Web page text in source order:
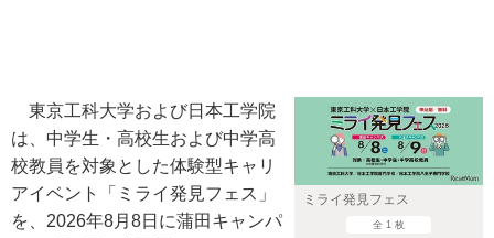
ミライ発見フェス
全 1 枚
東京工科大学および日本工学院
は、中学生・高校生および中学高
校教員を対象とした体験型キャリ
アイベント「ミライ発見フェス」
を、2026年8月8日に蒲田キャンパ